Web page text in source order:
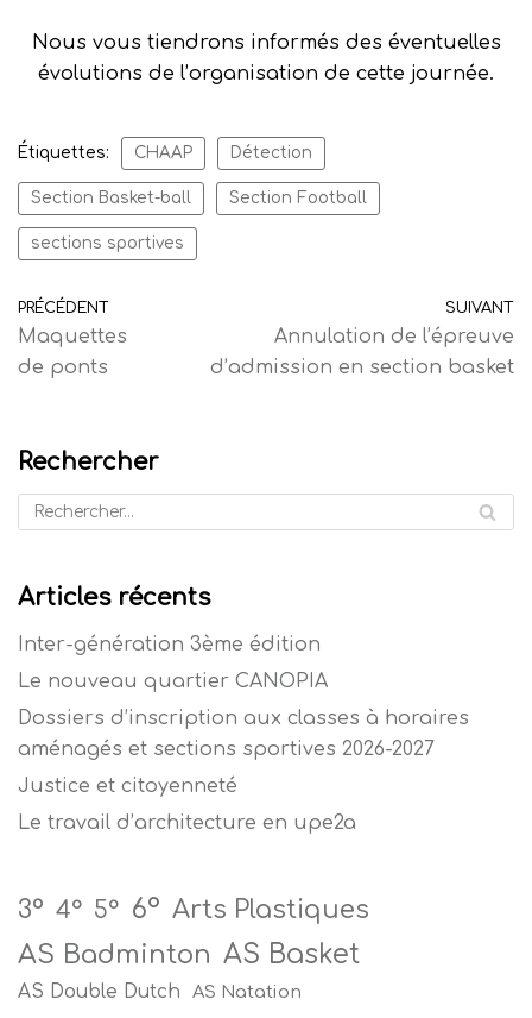
Nous vous tiendrons informés des éventuelles
évolutions de l’organisation de cette journée.
Étiquettes: CHAAP Détection
Section Basket-ball Section Football
sections sportives
PRÉCÉDENT
Maquettes
de ponts
SUIVANT
Annulation de l’épreuve
d’admission en section basket
Rechercher
Articles récents
Inter-génération 3ème édition
Le nouveau quartier CANOPIA
Dossiers d’inscription aux classes à horaires
aménagés et sections sportives 2026-2027
Justice et citoyenneté
Le travail d’architecture en upe2a
3° 4° 5° 6° Arts Plastiques
AS Badminton AS Basket
AS Double Dutch AS Natation